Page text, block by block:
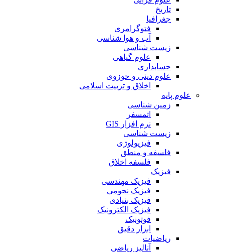
تاریخ
جغرافیا
فتوگرامری
آب و هوا شناسی
زیست شناسی
علوم گیاهی
حسابداری
علوم دینی و حوزوی
اخلاق و تربیت اسلامی
علوم پایه
زمین شناسی
اتمسفر
نرم افزار GIS
زیست شناسی
فیزیولوژی
فلسفه و منطق
فلسفه اخلاق
فیزیک
فیزیک مهندسی
فیزیک نجومی
فیزیک بنیادی
فیزیک الکترونیک
فوتونیک
ابزار دقیق
ریاضیات
آنالیز ریاضی